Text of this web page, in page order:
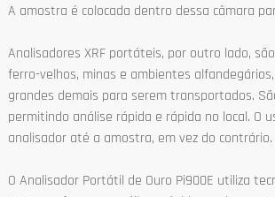
A amostra é colocada dentro dessa câmara
Analisadores XRF portáteis, por outro lado,
ferro-velhos, minas e ambientes
grandes demais para serem transportados.
permitindo análise rápida e rápida no local. O
analisador até a amostra, em vez do contrário.
O Analisador Portátil de Ouro Pi900E utiliza